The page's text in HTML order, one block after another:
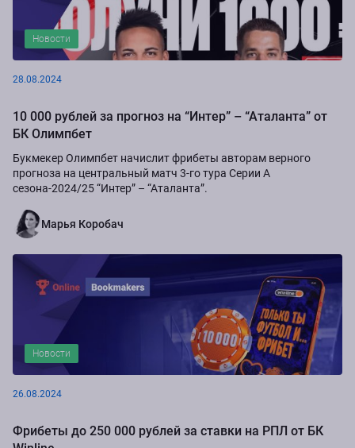
Новости
28.08.2024
10 000 рублей за прогноз на “Интер” – “Аталанта” от
БК Олимпбет
Букмекер Олимпбет начислит фрибеты авторам верного
прогноза на центральный матч 3-го тура Серии А
сезона-2024/25 “Интер” – “Аталанта”.
Марья Коробач
Новости
26.08.2024
Фрибеты до 250 000 рублей за ставки на РПЛ от БК